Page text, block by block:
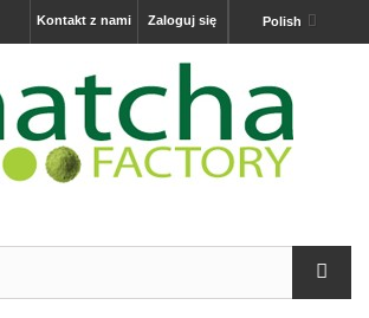
Polish
Zaloguj się
Kontakt z nami